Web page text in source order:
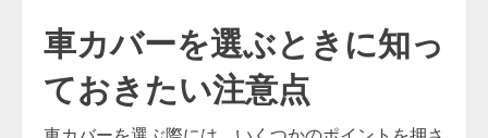
車カバーを選ぶときに知っ
ておきたい注意点